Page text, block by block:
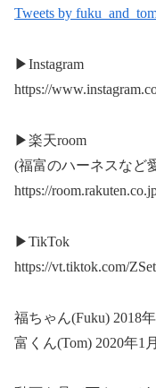
Tweets by
▶︎Instagram
https://
▶︎楽天room
(福富のハーネスなど
https://
▶︎TikTok
https://vt.tiktok.com/
福ちゃん(Fuku) 2018
富くん(Tom) 2020年1